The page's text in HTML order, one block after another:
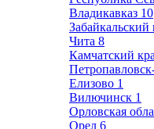
Владикавказ 10
Забайкальский
Чита 8
Камчатский
Елизово 1
Вилючинск 1
Орловская
Орел 6